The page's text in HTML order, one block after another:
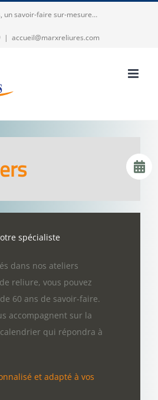
un savoir-faire sur-mesure…
| accueil@marxreliures.com
spécialiste
dans nos ateliers
reliure, vous pouvez
60 ans de savoir-faire.
accompagnent sur la
qui répondra à
et adapté à vos